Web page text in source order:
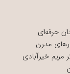
حرفه‌ای
مدرن
مریم خیرآبادی